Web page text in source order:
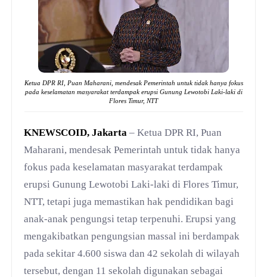
Ketua DPR RI, Puan Maharani, mendesak Pemerintah untuk tidak hanya fokus
pada keselamatan masyarakat terdampak erupsi Gunung Lewotobi Laki-laki di
Flores Timur, NTT
KNEWSCOID, Jakarta – Ketua DPR RI, Puan
Maharani, mendesak Pemerintah untuk tidak hanya
fokus pada keselamatan masyarakat terdampak
erupsi Gunung Lewotobi Laki-laki di Flores Timur,
NTT, tetapi juga memastikan hak pendidikan bagi
anak-anak pengungsi tetap terpenuhi. Erupsi yang
mengakibatkan pengungsian massal ini berdampak
pada sekitar 4.600 siswa dan 42 sekolah di wilayah
tersebut, dengan 11 sekolah digunakan sebagai